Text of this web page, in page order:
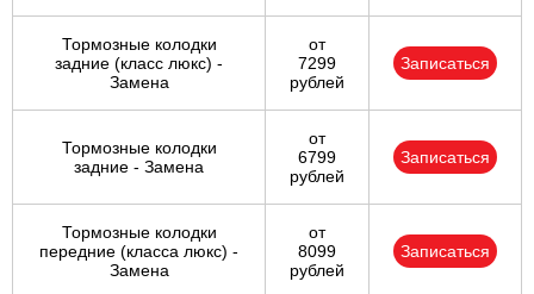
Тормозные колодки
задние (класс люкс) -
Замена
от
7299
рублей
Записаться
Тормозные колодки
задние - Замена
от
6799
рублей
Записаться
Тормозные колодки
передние (класса люкс) -
Замена
от
8099
рублей
Записаться